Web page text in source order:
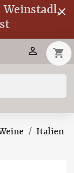
close
shopping_cart

Italien